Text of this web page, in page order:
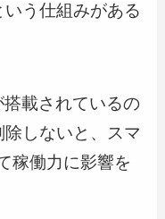
う仕組みがある
載されているの
しないと、スマ
稼働力に影響を